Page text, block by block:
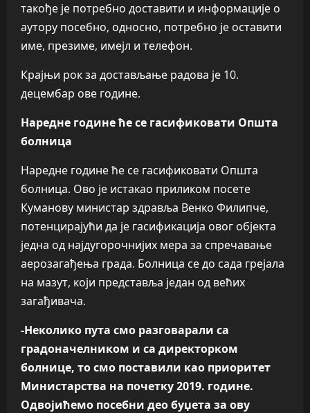
такође је потребно доставити и информације о
аутору посебно, односно, потребно је оставити
име, презиме, имејл и телефон.
Крајњи рок за достављање радова је 10.
децембар ове године.
Наредне године ће се гасификовати Општа
болница
Наредне године ће се гасификовати Општа
болница. Ово је истакао приликом посете
Куманову министар здравља Венко Филипче,
потенцирајући да је гасификација овог објекта
једна од најдугорочнијих мера за спречавање
аерозагађења града. Болница се до сада грејала
на мазут, који представља један од већих
загађивача.
-Неколико пута смо разговарали са
градоначелником и са директорком
болнице, то смо поставили као приоритет
Министарства на почетку 2019. године.
Одвојићемо посебни део буџета за ову